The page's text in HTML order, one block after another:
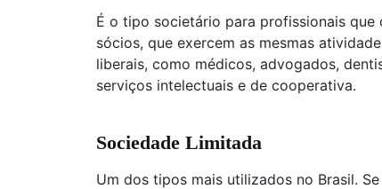
É o tipo societário para profissionais
sócios, que exercem as mesmas
liberais, como médicos, advogados,
serviços intelectuais e de cooperativa.
Sociedade Limitada
Um dos tipos mais utilizados no Brasil.